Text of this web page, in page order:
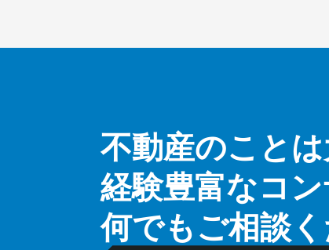
不動産のこと
経験豊富なコ
何でもご相談